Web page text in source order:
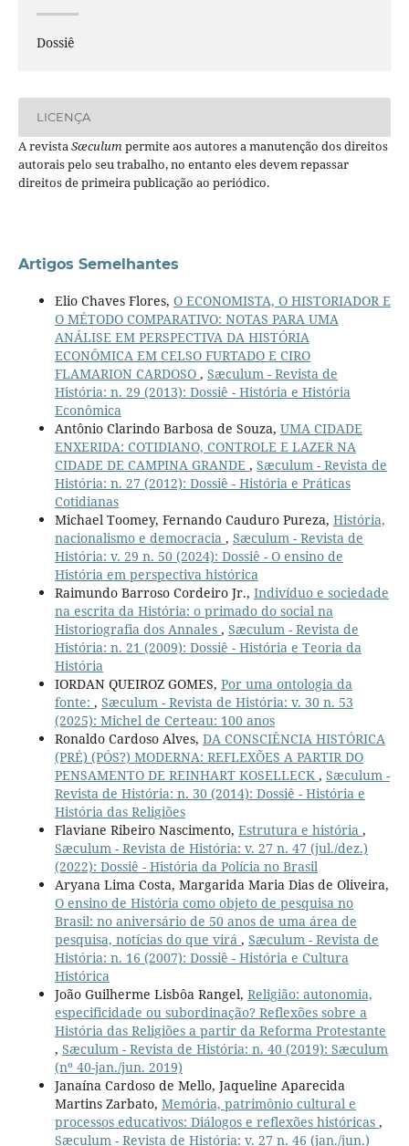
Dossiê
LICENÇA
A revistaSæculumpermite aos autores a manutenção dos direitos
autorais pelo seu trabalho, no entanto eles devem repassar
direitos de primeira publicação ao periódico.
Artigos Semelhantes
Elio Chaves Flores, O ECONOMISTA, O HISTORIADOR E
O MÉTODO COMPARATIVO: NOTAS PARA UMA
ANÁLISE EM PERSPECTIVA DA HISTÓRIA
ECONÔMICA EM CELSO FURTADO E CIRO
FLAMARION CARDOSO , Sæculum - Revista de
História: n. 29 (2013): Dossiê - História e História
Econômica
Antônio Clarindo Barbosa de Souza, UMA CIDADE
ENXERIDA: COTIDIANO, CONTROLE E LAZER NA
CIDADE DE CAMPINA GRANDE , Sæculum - Revista de
História: n. 27 (2012): Dossiê - História e Práticas
Cotidianas
Michael Toomey, Fernando Cauduro Pureza, História,
nacionalismo e democracia , Sæculum - Revista de
História: v. 29 n. 50 (2024): Dossiê - O ensino de
História em perspectiva histórica
Raimundo Barroso Cordeiro Jr., Indivíduo e sociedade
na escrita da História: o primado do social na
Historiografia dos Annales , Sæculum - Revista de
História: n. 21 (2009): Dossiê - História e Teoria da
História
IORDAN QUEIROZ GOMES, Por uma ontologia da
fonte: , Sæculum - Revista de História: v. 30 n. 53
(2025): Michel de Certeau: 100 anos
Ronaldo Cardoso Alves, DA CONSCIÊNCIA HISTÓRICA
(PRÉ) (PÓS?) MODERNA: REFLEXÕES A PARTIR DO
PENSAMENTO DE REINHART KOSELLECK , Sæculum -
Revista de História: n. 30 (2014): Dossiê - História e
História das Religiões
Flaviane Ribeiro Nascimento, Estrutura e história ,
Sæculum - Revista de História: v. 27 n. 47 (jul./dez.)
(2022): Dossiê - História da Polícia no Brasil
Aryana Lima Costa, Margarida Maria Dias de Oliveira,
O ensino de História como objeto de pesquisa no
Brasil: no aniversário de 50 anos de uma área de
pesquisa, notícias do que virá , Sæculum - Revista de
História: n. 16 (2007): Dossiê - História e Cultura
Histórica
João Guilherme Lisbôa Rangel, Religião: autonomia,
especificidade ou subordinação? Reflexões sobre a
História das Religiões a partir da Reforma Protestante
, Sæculum - Revista de História: n. 40 (2019): Sæculum
(nº 40-jan./jun. 2019)
Janaína Cardoso de Mello, Jaqueline Aparecida
Martins Zarbato, Memória, patrimônio cultural e
processos educativos: Diálogos e reflexões históricas ,
Sæculum - Revista de História: v. 27 n. 46 (jan./jun.)